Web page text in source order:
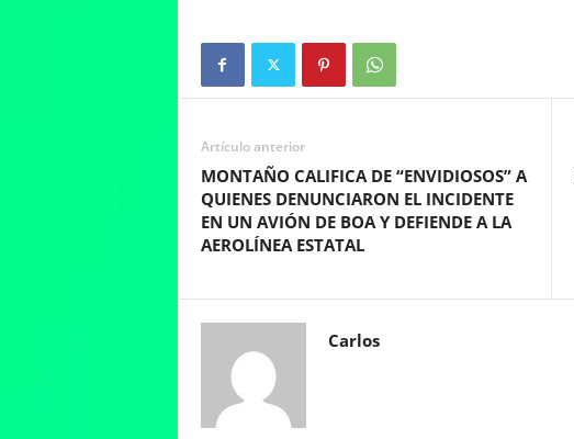
Artículo anterior
MONTAÑO CALIFICA DE “ENVIDIOSOS” A
QUIENES DENUNCIARON EL INCIDENTE
EN UN AVIÓN DE BOA Y DEFIENDE A LA
AEROLÍNEA ESTATAL
Carlos